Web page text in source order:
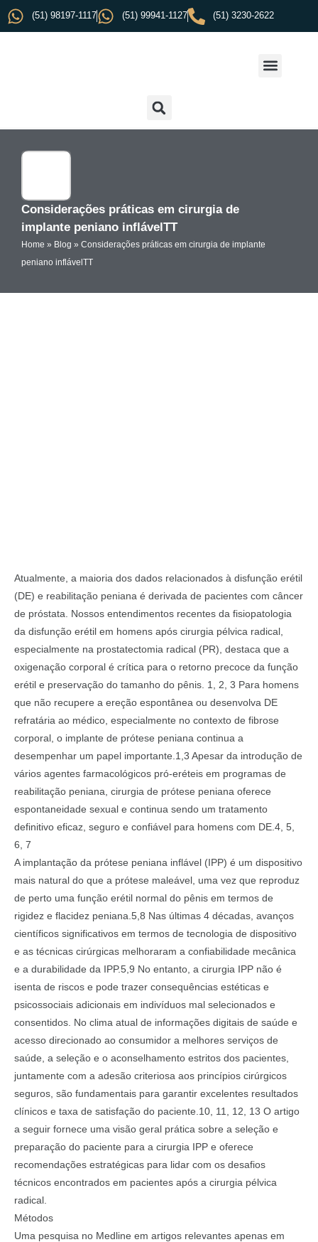
(51) 98197-1117 (51) 99941-1127 (51) 3230-2622
Considerações práticas em cirurgia de
implante peniano inflávelTT
Home » Blog » Considerações práticas em cirurgia de implante
peniano inflávelTT
Atualmente, a maioria dos dados relacionados à disfunção erétil
(DE) e reabilitação peniana é derivada de pacientes com câncer
de próstata. Nossos entendimentos recentes da fisiopatologia
da disfunção erétil em homens após cirurgia pélvica radical,
especialmente na prostatectomia radical (PR), destaca que a
oxigenação corporal é crítica para o retorno precoce da função
erétil e preservação do tamanho do pênis. 1, 2, 3 Para homens
que não recupere a ereção espontânea ou desenvolva DE
refratária ao médico, especialmente no contexto de fibrose
corporal, o implante de prótese peniana continua a
desempenhar um papel importante.1,3 Apesar da introdução de
vários agentes farmacológicos pró-eréteis em programas de
reabilitação peniana, cirurgia de prótese peniana oferece
espontaneidade sexual e continua sendo um tratamento
definitivo eficaz, seguro e confiável para homens com DE.4, 5,
6, 7
A implantação da prótese peniana inflável (IPP) é um dispositivo
mais natural do que a prótese maleável, uma vez que reproduz
de perto uma função erétil normal do pênis em termos de
rigidez e flacidez peniana.5,8 Nas últimas 4 décadas, avanços
científicos significativos em termos de tecnologia de dispositivo
e as técnicas cirúrgicas melhoraram a confiabilidade mecânica
e a durabilidade da IPP.5,9 No entanto, a cirurgia IPP não é
isenta de riscos e pode trazer consequências estéticas e
psicossociais adicionais em indivíduos mal selecionados e
consentidos. No clima atual de informações digitais de saúde e
acesso direcionado ao consumidor a melhores serviços de
saúde, a seleção e o aconselhamento estritos dos pacientes,
juntamente com a adesão criteriosa aos princípios cirúrgicos
seguros, são fundamentais para garantir excelentes resultados
clínicos e taxa de satisfação do paciente.10, 11, 12, 13 O artigo
a seguir fornece uma visão geral prática sobre a seleção e
preparação do paciente para a cirurgia IPP e oferece
recomendações estratégicas para lidar com os desafios
técnicos encontrados em pacientes após a cirurgia pélvica
radical.
Métodos
Uma pesquisa no Medline em artigos relevantes apenas em